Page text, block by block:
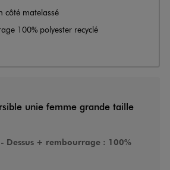
côté matelassé
100% polyester recyclé
unie femme grande taille
- Dessus + rembourrage : 100%